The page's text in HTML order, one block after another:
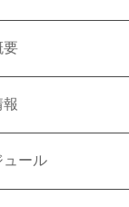
要
ュール